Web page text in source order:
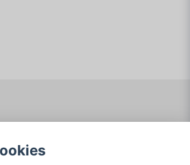
Logga in